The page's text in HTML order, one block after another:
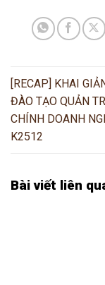
[RECAP] KHAI
ĐÀO TẠO QUẢN
CHÍNH DOANH
K2512
Bài viết liên